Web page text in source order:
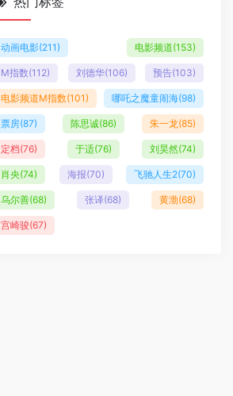
动画电影(211) 电影频道(153)
M指数(112) 刘德华(106) 预告(103)
电影频道M指数(101) 哪吒之魔童闹海(98)
票房(87) 陈思诚(86) 朱一龙(85)
定档(76) 于适(76) 刘昊然(74)
肖央(74) 海报(70) 飞驰人生2(70)
乌尔善(68) 张译(68) 黄渤(68)
宫崎骏(67)